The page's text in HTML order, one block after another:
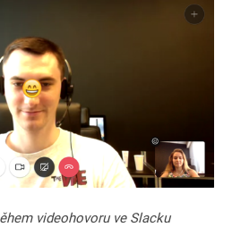
videohovoru ve Slacku